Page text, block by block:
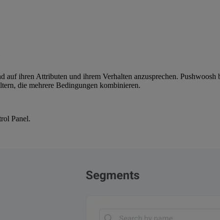
auf ihren Attributen und ihrem Verhalten anzusprechen.
die mehrere Bedingungen kombinieren.
Panel.